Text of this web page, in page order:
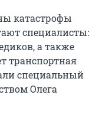
катастрофы
специалисты:
а также
транспортная
специальный
Олега